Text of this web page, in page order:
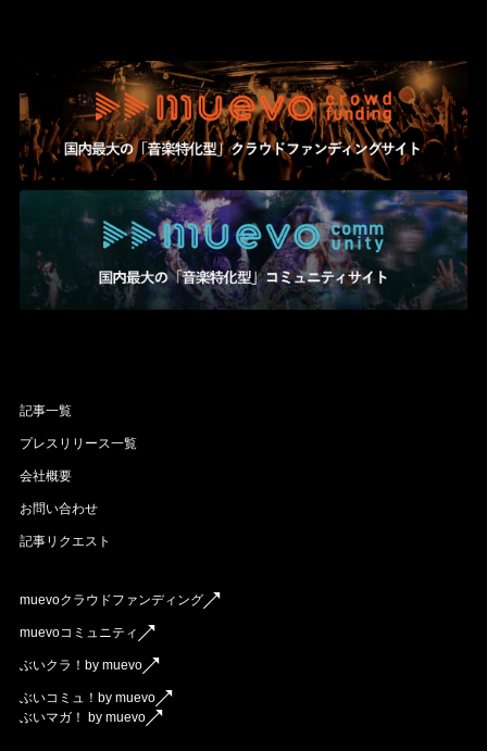
記事一覧
プレスリリース一覧
会社概要
お問い合わせ
記事リクエスト
muevoクラウドファンディング
muevoコミュニティ
ぶいクラ！by muevo
ぶいコミュ！by muevo
ぶいマガ！ by muevo